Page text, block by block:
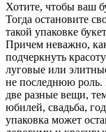
Хотите, чтобы ваш
Тогда остановите
такой упаковке
Причем неважно,
подчеркнуть
луговые или
не последнюю роль.
две разные вещи,
юбилей, свадьба,
упаковка может